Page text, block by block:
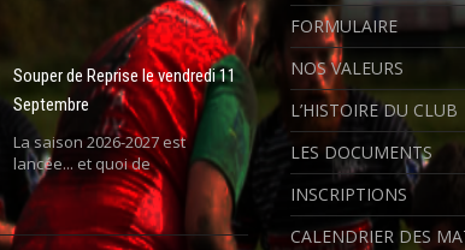
Souper de Reprise le vendredi 11
Septembre
La saison 2026-2027 est
lancée... et quoi de
FORMULAIRE
NOS VALEURS
L’HISTOIRE DU CLUB
LES DOCUMENTS
INSCRIPTIONS
CALENDRIER DES